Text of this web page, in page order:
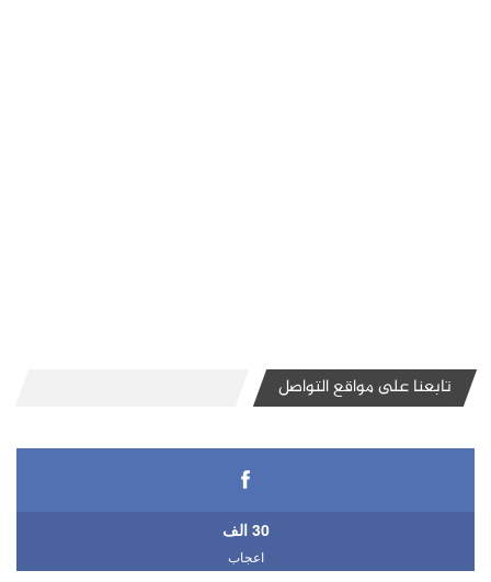
تابعنا على مواقع التواصل
30 الف
اعجاب